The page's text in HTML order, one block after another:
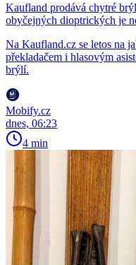
Kaufland prodává chytré
obyčejných dioptrických je
Na Kaufland.cz se letos na
překladačem i hlasovým
brýlí.
Mobify.cz
dnes, 06:23
4 min